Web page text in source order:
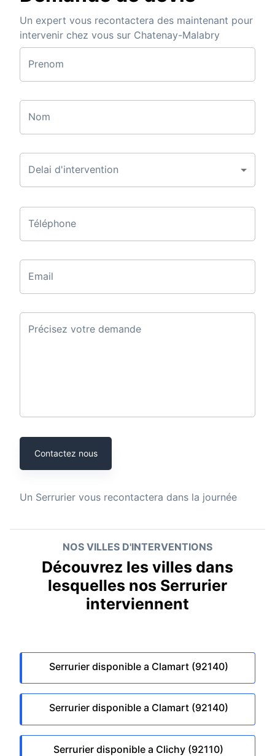
Un expert vous recontactera des maintenant pour
intervenir chez vous sur Chatenay-Malabry
Prenom
Nom
Delai d'intervention
Téléphone
Email
Précisez votre demande
Contactez nous
Un Serrurier vous recontactera dans la journée
NOS VILLES D'INTERVENTIONS
Découvrez les villes dans
lesquelles nos Serrurier
interviennent
Serrurier disponible a Clamart (92140)
Serrurier disponible a Clamart (92140)
Serrurier disponible a Clichy (92110)